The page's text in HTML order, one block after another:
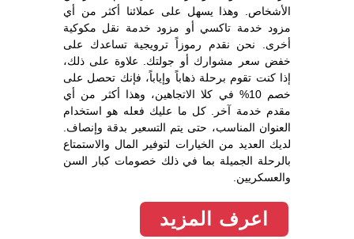
الأشخاص. وهذا يسهل على عملائنا أكثر من أي
مزود خدمة تاكسي أو مزود خدمة نقل مكوكية
أخرى. نحن نقدم رموزاً ترويجية تساعدك على
خفض سعر مشوارك أو جولتك. علاوة على ذلك،
إذا كنت تقوم برحلة ذهاباً وإياباً، فإنك تحصل على
خصم 10% في كلا الاتجاهين، وهذا أكثر من أي
مقدم خدمة آخر. كل ما عليك فعله هو استخدام
العنوان المناسب، حتى يتم التسعير بدقة وإنصاف.
لديك العديد من الخيارات لتوفير المال والاستمتاع
بالرحلة الجميلة بما في ذلك خصومات كبار السن
والعسكريين.
اعرف المزيد